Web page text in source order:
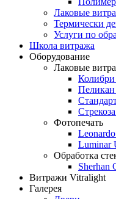
Лаковые
Термически
Услуги по
Школа витража
Оборудование
Лаковые
Фотопечать
Luminar
Обработка
Sherhan
Витражи Vitralight
Галерея